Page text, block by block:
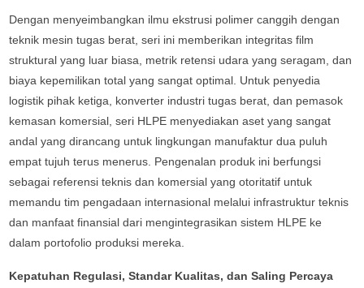
Dengan menyeimbangkan ilmu ekstrusi polimer canggih dengan
teknik mesin tugas berat, seri ini memberikan integritas film
struktural yang luar biasa, metrik retensi udara yang seragam, dan
biaya kepemilikan total yang sangat optimal. Untuk penyedia
logistik pihak ketiga, konverter industri tugas berat, dan pemasok
kemasan komersial, seri HLPE menyediakan aset yang sangat
andal yang dirancang untuk lingkungan manufaktur dua puluh
empat tujuh terus menerus. Pengenalan produk ini berfungsi
sebagai referensi teknis dan komersial yang otoritatif untuk
memandu tim pengadaan internasional melalui infrastruktur teknis
dan manfaat finansial dari mengintegrasikan sistem HLPE ke
dalam portofolio produksi mereka.
Kepatuhan Regulasi, Standar Kualitas, dan Saling Percaya